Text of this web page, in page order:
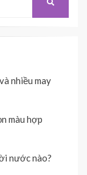
nhiều may
màu hợp
nước nào?